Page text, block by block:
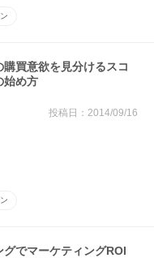
購買意欲を見分けるスコ
始め方
2014/09/16
グでマーケティングROI